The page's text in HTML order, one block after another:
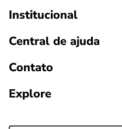
Institucional
Central de ajuda
Contato
Explore